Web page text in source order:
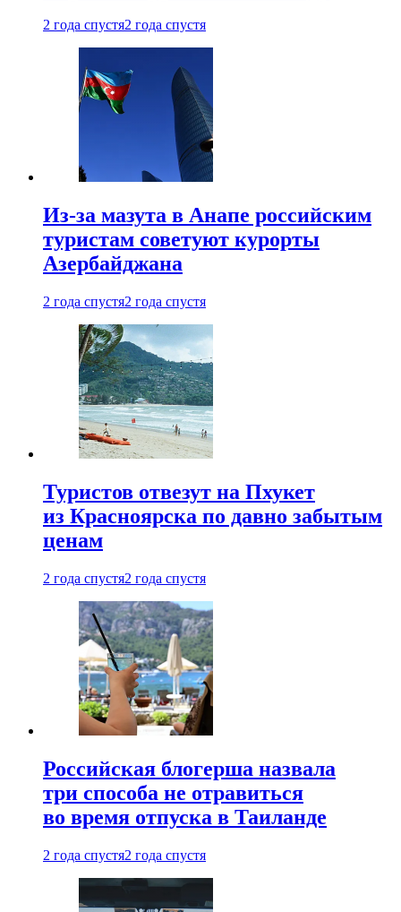
2 года спустя2 года спустя
Из-за мазута в Анапе российским
туристам советуют курорты
Азербайджана
2 года спустя2 года спустя
Туристов отвезут на Пхукет
из Красноярска по давно забытым
ценам
2 года спустя2 года спустя
Российская блогерша назвала
три способа не отравиться
во время отпуска в Таиланде
2 года спустя2 года спустя